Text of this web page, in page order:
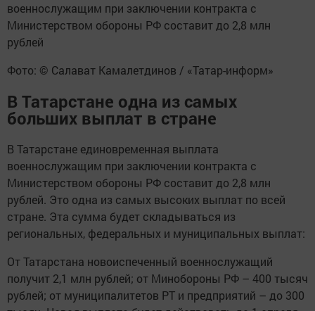
военнослужащим при заключении контракта с
Министерством обороны РФ составит до 2,8 млн
рублей
Фото: © Салават Камалетдинов / «Татар-информ»
В Татарстане одна из самых
больших выплат в стране
В Татарстане единовременная выплата
военнослужащим при заключении контракта с
Министерством обороны РФ составит до 2,8 млн
рублей. Это одна из самых высоких выплат по всей
стране. Эта сумма будет складываться из
региональных, федеральных и муниципальных выплат:
От Татарстана новоиспеченный военнослужащий
получит 2,1 млн рублей; от Минобороны РФ – 400 тысяч
рублей; от муниципалитетов РТ и предприятий – до 300